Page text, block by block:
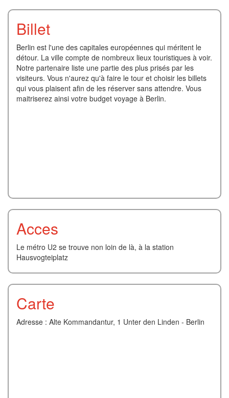
Billet
Berlin est l'une des capitales européennes qui méritent le
détour. La ville compte de nombreux lieux touristiques à voir.
Notre partenaire liste une partie des plus prisés par les
visiteurs. Vous n'aurez qu'à faire le tour et choisir les billets
qui vous plaisent afin de les réserver sans attendre. Vous
maitriserez ainsi votre budget voyage à Berlin.
Acces
Le métro U2 se trouve non loin de là, à la station
Hausvogteiplatz
Carte
Adresse : Alte Kommandantur, 1 Unter den Linden - Berlin